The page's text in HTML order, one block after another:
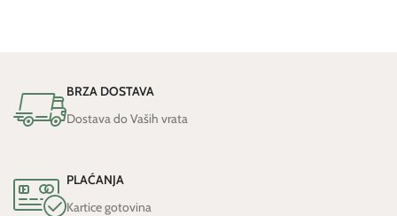
BRZA DOSTAVA
Dostava do Vaših vrata
PLAĆANJA
Kartice gotovina